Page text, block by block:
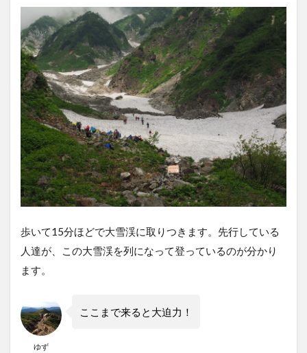
歩いて15分ほどで大雪渓に取りつきます。先行している
人達が、この大雪渓を列になって登っているのが分かり
ます。
ゆず
ここまで来ると大迫力！